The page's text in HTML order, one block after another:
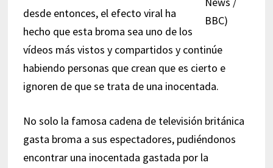
BBC)
desde entonces, el efecto viral ha
hecho que esta broma sea uno de los
vídeos más vistos y compartidos y continúe
habiendo personas que crean que es cierto e
ignoren de que se trata de una inocentada.
No solo la famosa cadena de televisión británica
gasta broma a sus espectadores, pudiéndonos
encontrar una inocentada gastada por la